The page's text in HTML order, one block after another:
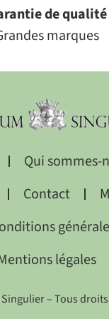
de qualité
marques
Qui sommes-
Contact
légales
– Tous